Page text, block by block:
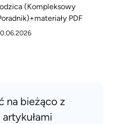
(Kompleksowy
PDF
na bieżąco z